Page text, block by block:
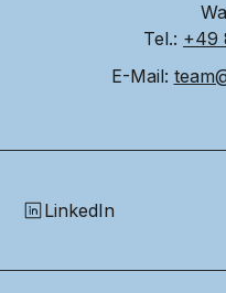
Tel.: +49
E-Mail:
LinkedIn